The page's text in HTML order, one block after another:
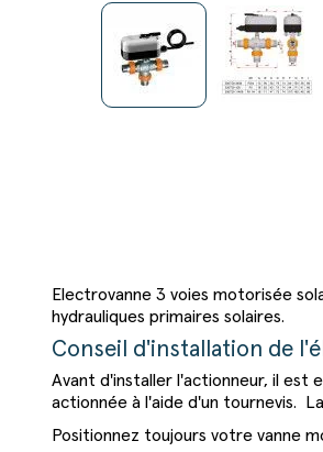
Electrovanne 3 voies motorisée
hydrauliques primaires solaires.
Conseil d'installation de
Avant d'installer l'actionneur, il est
actionnée à l'aide d'un tournevis.
Positionnez toujours votre vanne